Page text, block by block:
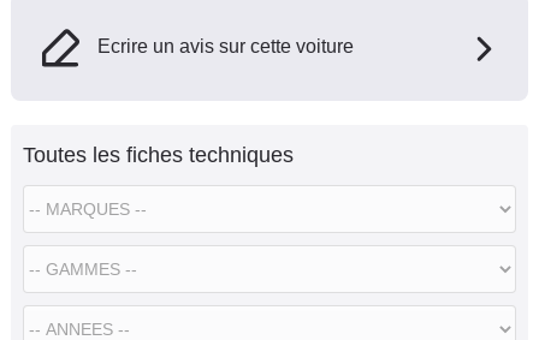
Ecrire un avis sur cette voiture
Toutes les fiches techniques